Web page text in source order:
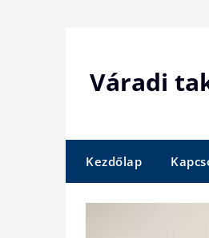
Váradi
Kezdőlap